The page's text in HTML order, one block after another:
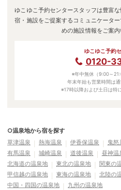
ゆこゆこ予約センタースタッフは豊富
宿・施設をご提案するコミュニケータ
めの施設情報をご案内
ゆこゆこ予約
0120-
※年中無休（9:00～
年末年始も営業時間は通
※17時以降および土日は特
○温泉地から宿を探す
草津温泉
熱海温泉 伊香保温泉 鬼怒
有馬温泉
城崎温泉 道後温泉 昼神温
北海道の温泉地
東北の温泉地 関東の
甲信越の温泉地
東海の温泉地 北陸の
中国・四国の温泉地
九州の温泉地